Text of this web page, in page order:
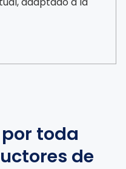
toda
de